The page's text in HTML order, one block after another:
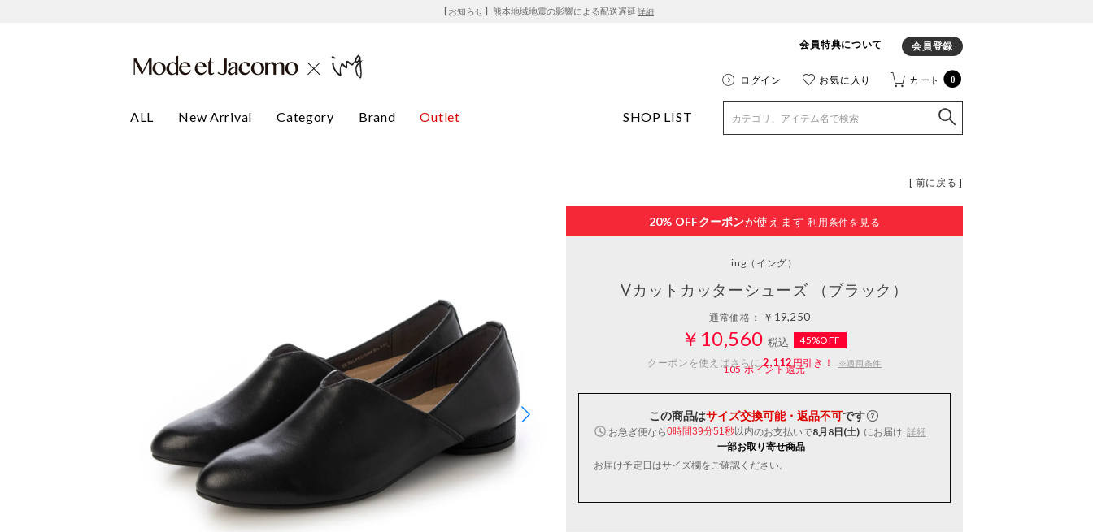
【お知らせ】熊本地域地震の影響による配送遅延 詳細
会員特典について 会員登録
ログイン お気に入り カート 0
ALL New Arrival Category Brand Outlet SHOP LIST
[ 前に戻る ]
20% OFFクーポンが使えます 利用条件を見る
ing （イング）
Vカットカッターシューズ （ブラック）
通常価格：￥19,250
￥10,560 税込
45%OFF
クーポンを使えばさらに2,112円引き！ ※適用条件
105ポイント還元
この商品はサイズ交換可能・返品不可です
お急ぎ便なら0時間39分50秒以内のお支払いで8月8日(土) にお届け 詳細
一部お取り寄せ商品
お届け予定日はサイズ欄をご確認ください。